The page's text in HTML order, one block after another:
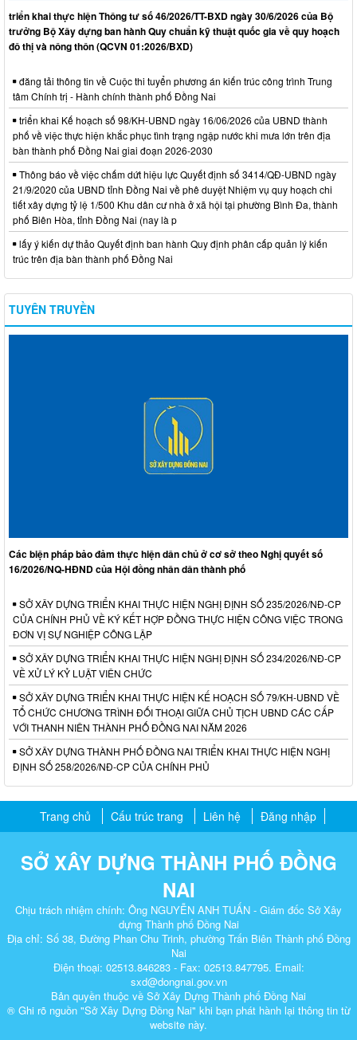
triển khai thực hiện Thông tư số 46/2026/TT-BXD ngày 30/6/2026 của Bộ
trưởng Bộ Xây dựng ban hành Quy chuẩn kỹ thuật quốc gia về quy hoạch
đô thị và nông thôn (QCVN 01:2026/BXD)
đăng tải thông tin về Cuộc thi tuyển phương án kiến trúc công trình Trung
tâm Chính trị - Hành chính thành phố Đồng Nai
triển khai Kế hoạch số 98/KH-UBND ngày 16/06/2026 của UBND thành
phố về việc thực hiện khắc phục tình trạng ngập nước khi mưa lớn trên địa
bàn thành phố Đồng Nai giai đoạn 2026-2030
Thông báo về việc chấm dứt hiệu lực Quyết định số 3414/QĐ-UBND ngày
21/9/2020 của UBND tỉnh Đồng Nai về phê duyệt Nhiệm vụ quy hoạch chi
tiết xây dựng tỷ lệ 1/500 Khu dân cư nhà ở xã hội tại phường Bình Đa, thành
phố Biên Hòa, tỉnh Đồng Nai (nay là p
lấy ý kiến dự thảo Quyết định ban hành Quy định phân cấp quản lý kiến
trúc trên địa bàn thành phố Đồng Nai
TUYÊN TRUYỀN
Các biện pháp bảo đảm thực hiện dân chủ ở cơ sở theo Nghị quyết số
16/2026/NQ-HĐND của Hội đồng nhân dân thành phố
SỞ XÂY DỰNG TRIỂN KHAI THỰC HIỆN NGHỊ ĐỊNH SỐ 235/2026/NĐ-CP
CỦA CHÍNH PHỦ VỀ KÝ KẾT HỢP ĐỒNG THỰC HIỆN CÔNG VIỆC TRONG
ĐƠN VỊ SỰ NGHIỆP CÔNG LẬP
SỞ XÂY DỰNG TRIỂN KHAI THỰC HIỆN NGHỊ ĐỊNH SỐ 234/2026/NĐ-CP
VỀ XỬ LÝ KỶ LUẬT VIÊN CHỨC
SỞ XÂY DỰNG TRIỂN KHAI THỰC HIỆN KẾ HOẠCH SỐ 79/KH-UBND VỀ
TỔ CHỨC CHƯƠNG TRÌNH ĐỐI THOẠI GIỮA CHỦ TỊCH UBND CÁC CẤP
VỚI THANH NIÊN THÀNH PHỐ ĐỒNG NAI NĂM 2026
SỞ XÂY DỰNG THÀNH PHỐ ĐỒNG NAI TRIỂN KHAI THỰC HIỆN NGHỊ
ĐỊNH SỐ 258/2026/NĐ-CP CỦA CHÍNH PHỦ
Trang chủ Cấu trúc trang Liên hệ Đăng nhập
SỞ XÂY DỰNG THÀNH PHỐ ĐỒNG
NAI
Chịu trách nhiệm chính: Ông NGUYỄN ANH TUẤN - Giám đốc Sở Xây
dựng Thành phố Đồng Nai
Địa chỉ: Số 38, Đường Phan Chu Trinh, phường Trấn Biên Thành phố Đồng
Nai
Điện thoại: 02513.846283 - Fax: 02513.847795. Email:
sxd@dongnai.gov.vn
Bản quyền thuộc về Sở Xây Dựng Thành phố Đồng Nai
® Ghi rõ nguồn "Sở Xây Dựng Đồng Nai" khi bạn phát hành lại thông tin từ
website này.​